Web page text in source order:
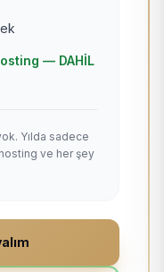
— DAHİL
Yılda sadece
ve her şey